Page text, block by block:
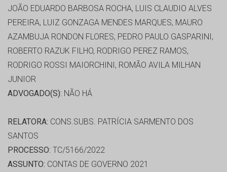
JOÃO EDUARDO BARBOSA ROCHA, LUIS CLAUDIO ALVES
PEREIRA, LUIZ GONZAGA MENDES MARQUES, MAURO
AZAMBUJA RONDON FLORES, PEDRO PAULO GASPARINI,
ROBERTO RAZUK FILHO, RODRIGO PEREZ RAMOS,
RODRIGO ROSSI MAIORCHINI, ROMÃO AVILA MILHAN
JUNIOR
ADVOGADO(S): NÃO HÁ
RELATORA: CONS.SUBS. PATRÍCIA SARMENTO DOS
SANTOS
PROCESSO: TC/5166/2022
ASSUNTO: CONTAS DE GOVERNO 2021